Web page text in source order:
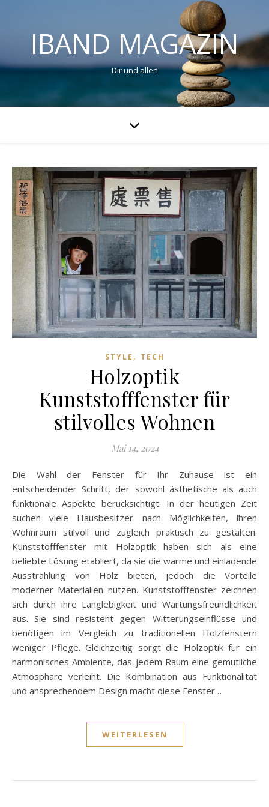
IBAND MAGAZIN
Dir und allen
STYLE , TECH
Holzoptik
Kunststofffenster für
stilvolles Wohnen
Mai 14, 2024
Die Wahl der Fenster für Ihr Zuhause ist ein
entscheidender Schritt, der sowohl ästhetische als auch
funktionale Aspekte berücksichtigt. In der heutigen Zeit
suchen viele Hausbesitzer nach Möglichkeiten, ihren
Wohnraum stilvoll und zugleich praktisch zu gestalten.
Kunststofffenster mit Holzoptik haben sich als eine
beliebte Lösung etabliert, da sie die warme und einladende
Ausstrahlung von Holz bieten, jedoch die Vorteile
moderner Materialien nutzen. Kunststofffenster zeichnen
sich durch ihre Langlebigkeit und Wartungsfreundlichkeit
aus. Sie sind resistent gegen Witterungseinflüsse und
benötigen im Vergleich zu traditionellen Holzfenstern
weniger Pflege. Gleichzeitig sorgt die Holzoptik für ein
harmonisches Ambiente, das jedem Raum eine gemütliche
Atmosphäre verleiht. Die Kombination aus Funktionalität
und ansprechendem Design macht diese Fenster…
WEITERLESEN